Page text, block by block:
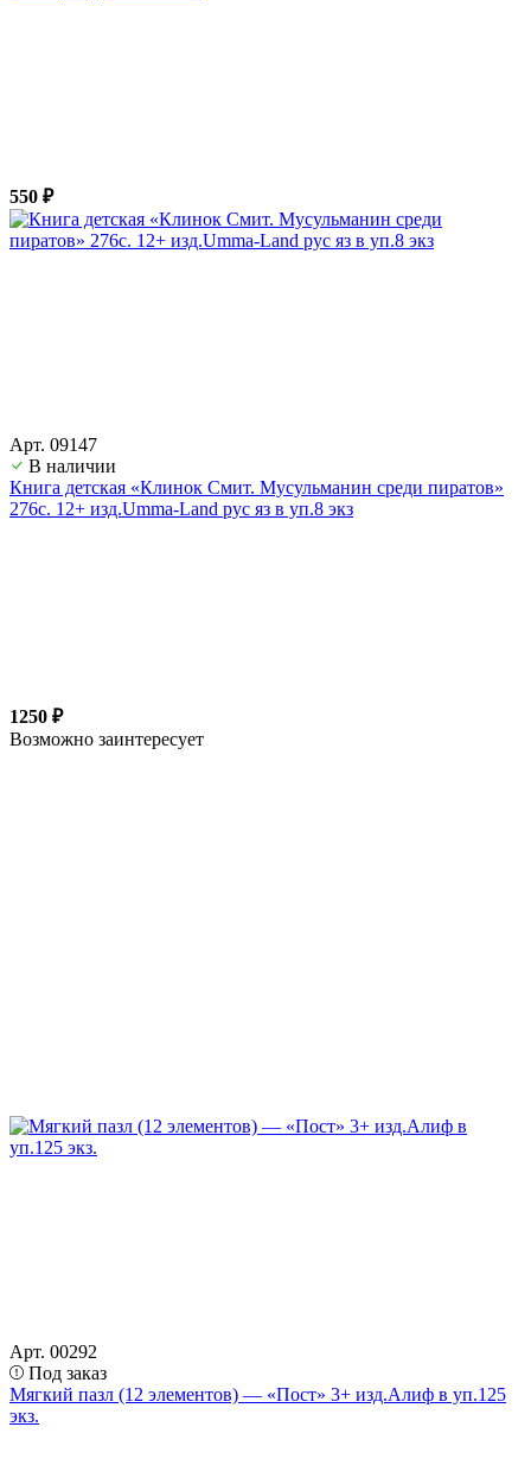
550 ₽
Арт. 09147
В наличии
Книга детская «Клинок Смит. Мусульманин среди пиратов»
276с. 12+ изд.Umma-Land рус яз в уп.8 экз
1250 ₽
Возможно заинтересует
Арт. 00292
Под заказ
Мягкий пазл (12 элементов) — «Пост» 3+ изд.Алиф в уп.125
экз.